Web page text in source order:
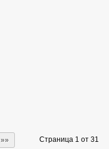
»» Страница 1 от 31